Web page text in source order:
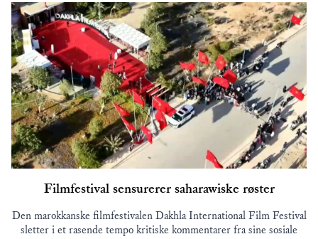
Filmfestival sensurerer saharawiske røster
Den marokkanske filmfestivalen Dakhla International Film Festival
sletter i et rasende tempo kritiske kommentarer fra sine sosiale